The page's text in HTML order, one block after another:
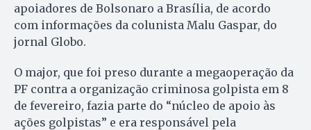
apoiadores de Bolsonaro a Brasília, de acordo
com informações da colunista Malu Gaspar, do
jornal Globo.
O major, que foi preso durante a megaoperação da
PF contra a organização criminosa golpista em 8
de fevereiro, fazia parte do “núcleo de apoio às
ações golpistas” e era responsável pela